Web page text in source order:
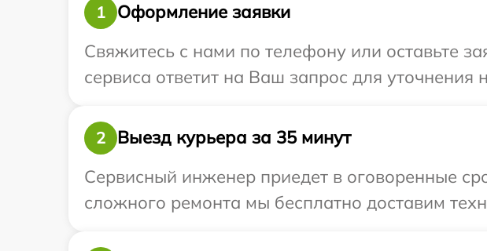
1
Оформление заявки
Свяжитесь с нами по телефону или оставьте
сервиса ответит на Ваш запрос для
2
Выезд курьера за 35 минут
Сервисный инженер приедет в оговоренные
сложного ремонта мы бесплатно доставим